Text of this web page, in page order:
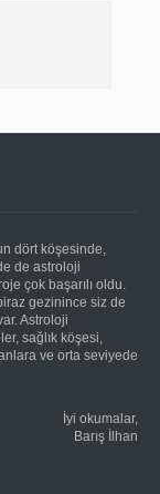
dört köşesinde,
de astroloji
çok başarılı oldu.
gezinince siz de
Astroloji
sağlık köşesi,
ve orta seviyede
İyi okumalar,
Barış İlhan